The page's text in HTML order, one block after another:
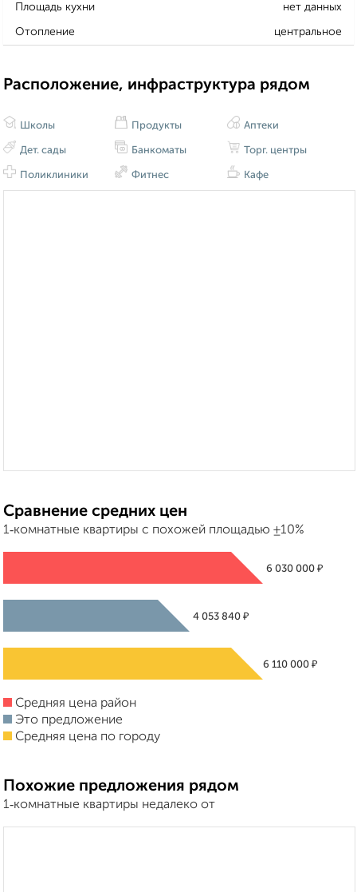
Площадь кухни нет данных
Отопление центральное
Расположение, инфраструктура рядом
Школы
Дет. сады
Поликлиники
Продукты
Банкоматы
Фитнес
Аптеки
Торг. центры
Кафе
Сравнение средних цен
1‑комнатные квартиры с похожей площадью ±10%
6 030 000 ₽
4 053 840 ₽
6 110 000 ₽
Средняя цена район
Это предложение
Средняя цена по городу
Похожие предложения рядом
1‑комнатные квартиры недалеко от